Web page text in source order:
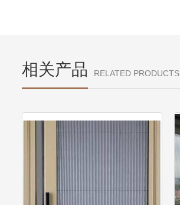
相关产品 RELATED PRODUCTS